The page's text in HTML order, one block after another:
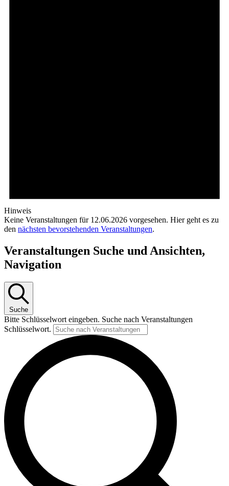
Hinweis
Keine Veranstaltungen für 12.06.2026 vorgesehen. Hier geht es zu
den nächsten bevorstehenden Veranstaltungen.
Veranstaltungen Suche und Ansichten,
Navigation
Suche
Bitte Schlüsselwort eingeben. Suche nach Veranstaltungen
Schlüsselwort.